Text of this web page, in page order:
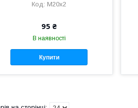
M20x2
95 ₴
В наявності
Купити